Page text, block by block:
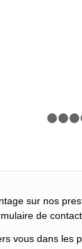
sur nos
de contact.
vous dans les